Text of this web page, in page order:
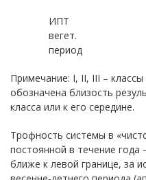
ИПТ
вегет.
период
Примечание: I, II, III – классы
обозначена близость
класса или к его середине.
Трофность системы в
постоянной в течение
ближе к левой границе, за